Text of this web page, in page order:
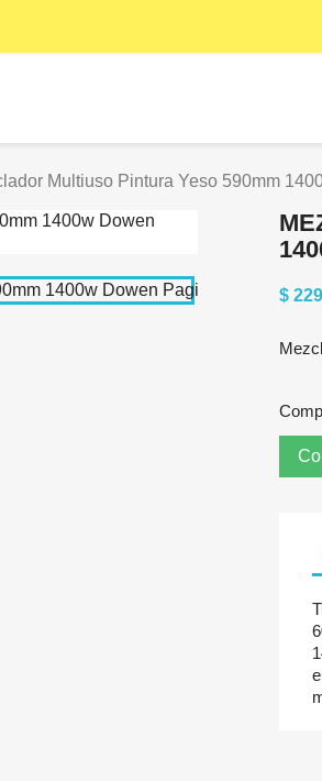
Multiuso Pintura Yeso 590mm
$